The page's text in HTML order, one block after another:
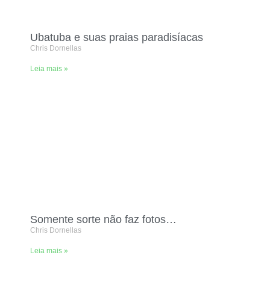
Ubatuba e suas praias paradisíacas
Chris Dornellas
Leia mais »
Somente sorte não faz fotos…
Chris Dornellas
Leia mais »